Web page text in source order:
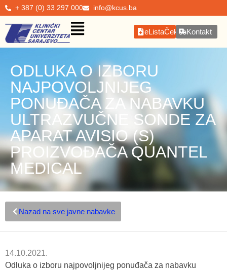
+ 387 (0) 33 297 000 info@kcus.ba
eListaČekanjaKontakt
ODLUKA O IZBORU
NAJPOVOLJNIJEG
PONUĐAČA ZA NABAVKU
ULTRAZVUČNE SONDE ZA
APARAT AVISIO (S)
PROIZVOĐAČA QUANTEL
MEDICAL
Nazad na sve javne nabavke
14.10.2021.
Odluka o izboru najpovoljnijeg ponuđača za nabavku